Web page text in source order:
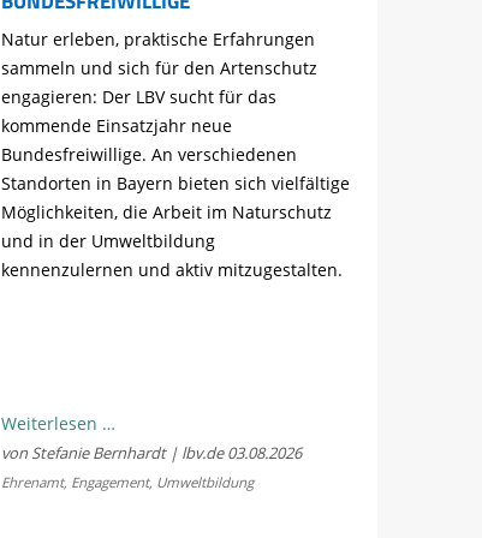
Natur erleben, praktische Erfahrungen
sammeln und sich für den Artenschutz
engagieren: Der LBV sucht für das
kommende Einsatzjahr neue
Bundesfreiwillige. An verschiedenen
Standorten in Bayern bieten sich vielfältige
Möglichkeiten, die Arbeit im Naturschutz
und in der Umweltbildung
kennenzulernen und aktiv mitzugestalten.
Weiterlesen …Natur
schützen
und
von Stefanie Bernhardt | lbv.de03.08.2026
Ehrenamt, Engagement, Umweltbildung